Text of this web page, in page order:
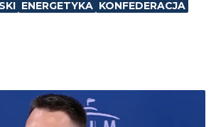
ENERGETYKA KONFEDERACJA